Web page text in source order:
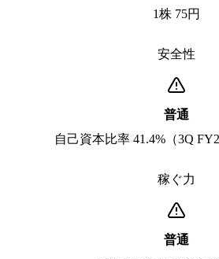
1株 75円
安全性
普通
自己資本比率 41.4%（3Q
稼ぐ力
普通